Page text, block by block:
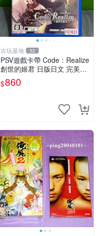
古玩基地 32
PSV遊戲卡帶 Code：Realize
創世的姬君 日版日文 完美實
用成色 游戲經典難得 遊玩無
障 使用痕跡清晰 展現真實面
$860